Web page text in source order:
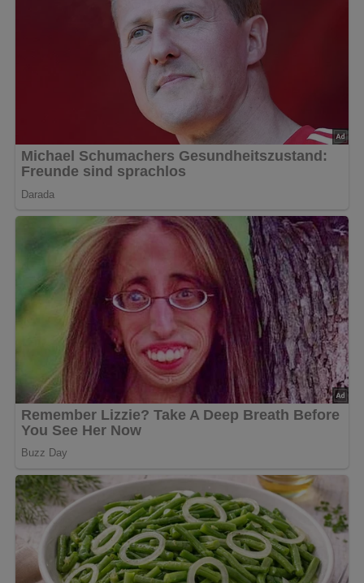
macht das Eis besonders luftig und zart. Nach dem
Mischen wandert die Masse ins Gefrierfach und wird
gelegentlich umgerührt, damit das Eis eine wunderbar
sahnige Konsistenz
bekommt. So entsteht im
Handumdrehen ein unkompliziertes Eis, das nach
Sommer, Sonne und guter Laune schmeckt – perfekt für
die ganze Familie oder als schnelles Dessert an heißen
Tagen.